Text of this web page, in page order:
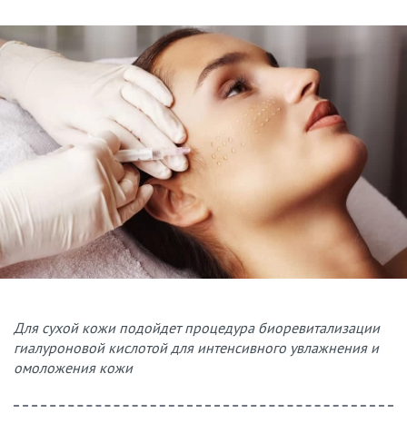
Для сухой кожи подойдет процедура биоревитализации
гиалуроновой кислотой для интенсивного увлажнения и
омоложения кожи